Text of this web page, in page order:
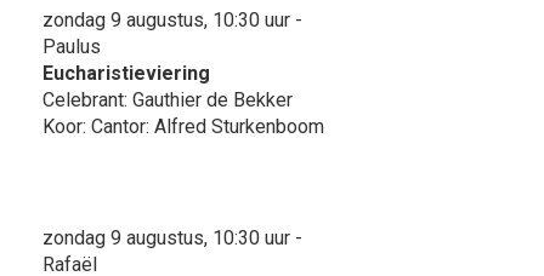
zondag 9 augustus, 10:30 uur -
Paulus
Eucharistieviering
Celebrant: Gauthier de Bekker
Koor: Cantor: Alfred Sturkenboom
zondag 9 augustus, 10:30 uur -
Rafaël